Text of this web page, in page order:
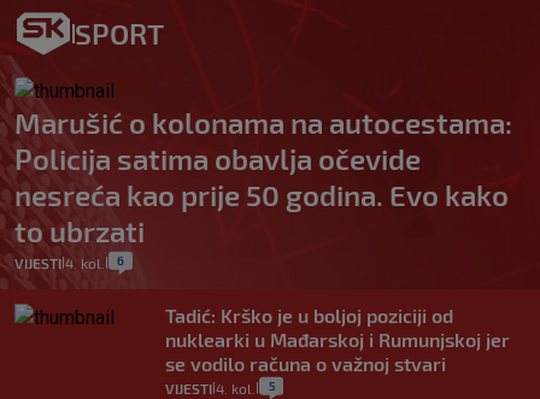
SPORT
Marušić o kolonama na autocestama:
Policija satima obavlja očevide
nesreća kao prije 50 godina. Evo kako
to ubrzati
VIJESTI 4. kol. 6
Tadić: Krško je u boljoj poziciji od
nuklearki u Mađarskoj i Rumunjskoj jer
se vodilo računa o važnoj stvari
VIJESTI 4. kol. 5